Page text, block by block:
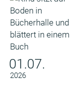
01.07.
2026